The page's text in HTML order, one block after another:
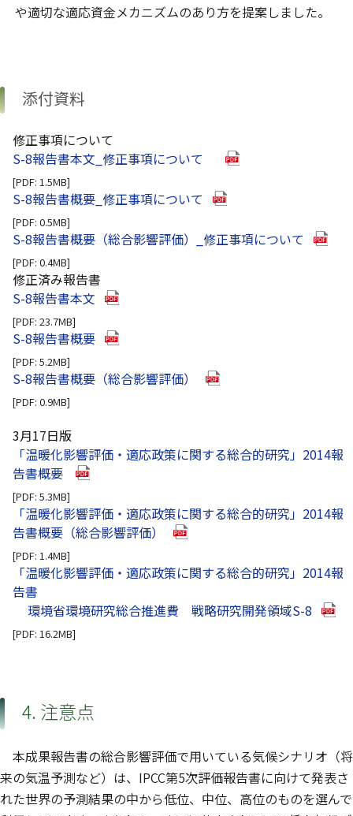
や適切な適応資金メカニズムのあり方を提案しました。
添付資料
修正事項について
S-8報告書本文_修正事項について
（別ウインドウで開き
[PDF: 1.5MB]
S-8報告書概要_修正事項について （別ウインドウで開きま
[PDF: 0.5MB]
S-8報告書概要（総合影響評価）_修正事項について （別ウ
[PDF: 0.4MB]
修正済み報告書
S-8報告書本文 （別ウインドウで開きます）
[PDF: 23.7MB]
S-8報告書概要（別ウインドウで開きます）
[PDF: 5.2MB]
S-8報告書概要（総合影響評価） （別ウインドウで開きます
[PDF: 0.9MB]
3月17日版
「温暖化影響評価・適応政策に関する総合的研究」2014報
告書概要
（別ウインドウで開きます）
[PDF: 5.3MB]
「温暖化影響評価・適応政策に関する総合的研究」2014報
告書概要（総合影響評価）
（別ウインドウで開きます）
[PDF: 1.4MB]
「温暖化影響評価・適応政策に関する総合的研究」2014報
告書
環境省環境研究総合推進費 戦略研究開発領域S-8 （別
[PDF: 16.2MB]
4. 注意点
本成果報告書の総合影響評価で用いている気候シナリオ（将
来の気温予測など）は、IPCC第5次評価報告書に向けて発表さ
れた世界の予測結果の中から低位、中位、高位のものを選んで